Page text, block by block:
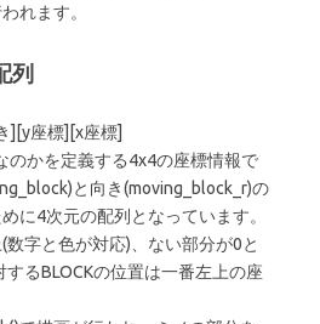
れます。
列
][y座標][x座標]
のかを定義する4x4の座標情報で
と向き(moving_block_r)の
に4次元の配列となっています。
数字と色が対応)、ない部分が0と
るBLOCKの位置は一番左上の座